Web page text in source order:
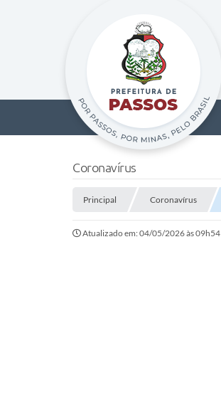
Coronavírus
Principal Coronavírus
Atualizado em: 04/05/2026 às 09h54